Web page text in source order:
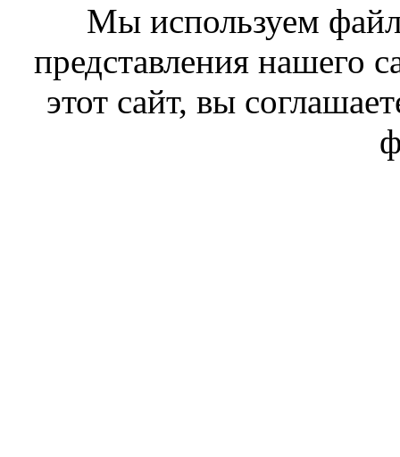
Мы используем
представления нашего
этот сайт, вы